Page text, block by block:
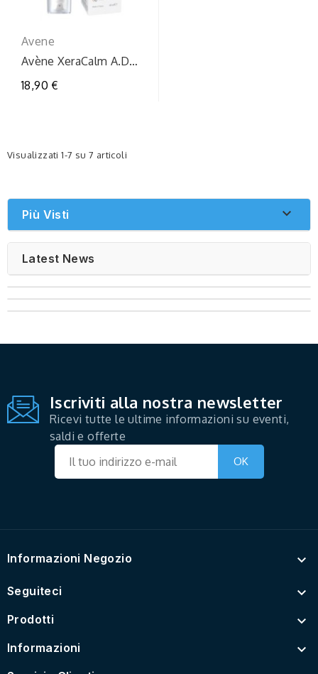
Avene
Avène XeraCalm A.D
40 ml
18,90 €
Visualizzati 1-7 su 7 articoli
Più Visti 
Latest News
Iscriviti alla nostra newsletter
Ricevi tutte le ultime informazioni su eventi,
saldi e offerte
Informazioni Negozio 
Seguiteci 
Prodotti 
Informazioni 